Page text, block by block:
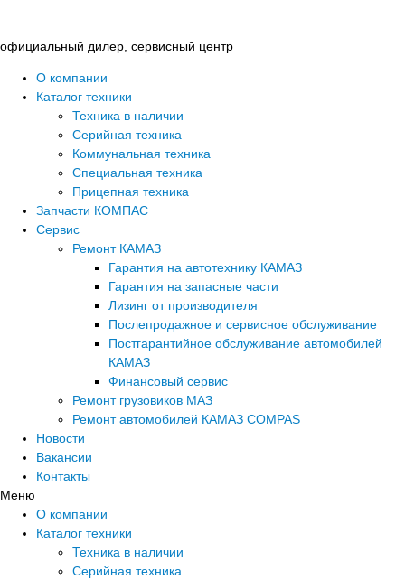
содержимому
официальный дилер, сервисный центр
О компании
Каталог техники
Техника в наличии
Серийная техника
Коммунальная техника
Специальная техника
Прицепная техника
Запчасти КОМПАС
Сервис
Ремонт КАМАЗ
Гарантия на автотехнику КАМАЗ
Гарантия на запасные части
Лизинг от производителя
Послепродажное и сервисное обслуживание
Постгарантийное обслуживание автомобилей
КАМАЗ
Финансовый сервис
Ремонт грузовиков МАЗ
Ремонт автомобилей КАМАЗ COMPAS
Новости
Вакансии
Контакты
Меню
О компании
Каталог техники
Техника в наличии
Серийная техника